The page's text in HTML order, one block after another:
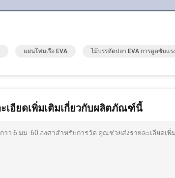
แผ่นโฟมเรือ EVA ไม้บรรทัดปลา EVA การดูดซับแร
เอียดเพิ่มเติมเกี่ยวกับผลิตภัณฑ์นี้
ว 6 มม. 60 องศาสำหรับการวัด คุณช่วยส่งรายละเอียด